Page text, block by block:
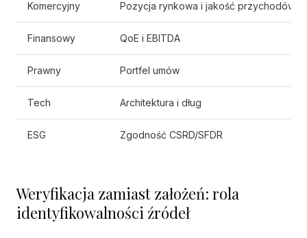
Komercyjny Pozycja rynkowa i jakość przychodów
Finansowy QoE i EBITDA
Prawny Portfel umów
Tech Architektura i dług
ESG Zgodność CSRD/SFDR
Weryfikacja zamiast założeń: rola
identyfikowalności źródeł